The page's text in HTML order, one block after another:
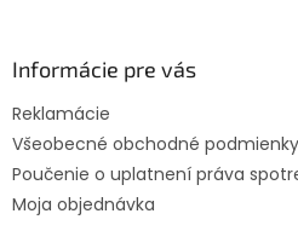
Informácie pre vás
Reklamácie
Všeobecné obchodné podmienky
Poučenie o uplatnení práva
Moja objednávka